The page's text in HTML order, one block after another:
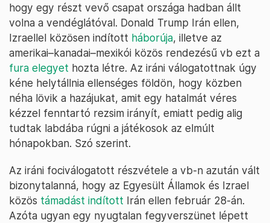
hogy egy részt vevő csapat országa hadban állt
volna a vendéglátóval. Donald Trump Irán ellen,
Izraellel közösen indított háborúja, illetve az
amerikai–kanadai–mexikói közös rendezésű vb ezt a
fura elegyet hozta létre. Az iráni válogatottnak úgy
kéne helytállnia ellenséges földön, hogy közben
néha lövik a hazájukat, amit egy hatalmát véres
kézzel fenntartó rezsim irányít, emiatt pedig alig
tudtak labdába rúgni a játékosok az elmúlt
hónapokban. Szó szerint.
Az iráni fociválogatott részvétele a vb-n azután vált
bizonytalanná, hogy az Egyesült Államok és Izrael
közös támadást indított Irán ellen február 28-án.
Azóta ugyan egy nyugtalan fegyverszünet lépett